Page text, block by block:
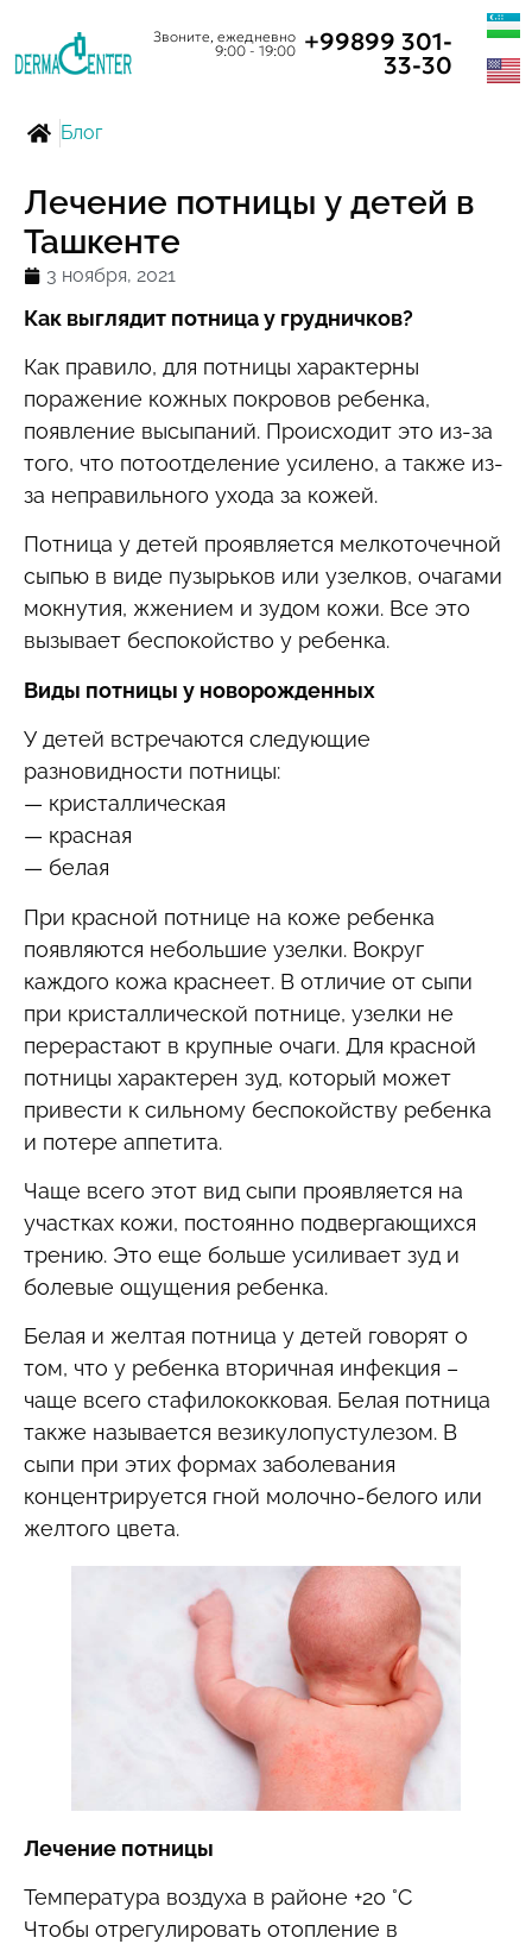
Звоните, ежедневно
9:00 - 19:00 +99899 301-
33-30
Блог
Лечение потницы у детей в
Ташкенте
3 ноября, 2021
Как выглядит потница у грудничков?
Как правило, для потницы характерны
поражение кожных покровов ребенка,
появление высыпаний. Происходит это из-за
того, что потоотделение усилено, а также из-
за неправильного ухода за кожей.
Потница у детей проявляется мелкоточечной
сыпью в виде пузырьков или узелков, очагами
мокнутия, жжением и зудом кожи. Все это
вызывает беспокойство у ребенка.
Виды потницы у новорожденных
У детей встречаются следующие
разновидности потницы:
— кристаллическая
— красная
— белая
При красной потнице на коже ребенка
появляются небольшие узелки. Вокруг
каждого кожа краснеет. В отличие от сыпи
при кристаллической потнице, узелки не
перерастают в крупные очаги. Для красной
потницы характерен зуд, который может
привести к сильному беспокойству ребенка
и потере аппетита.
Чаще всего этот вид сыпи проявляется на
участках кожи, постоянно подвергающихся
трению. Это еще больше усиливает зуд и
болевые ощущения ребенка.
Белая и желтая потница у детей говорят о
том, что у ребенка вторичная инфекция –
чаще всего стафилококковая. Белая потница
также называется везикулопустулезом. В
сыпи при этих формах заболевания
концентрируется гной молочно-белого или
желтого цвета.
Лечение потницы
Температура воздуха в районе +20 °С
Чтобы отрегулировать отопление в